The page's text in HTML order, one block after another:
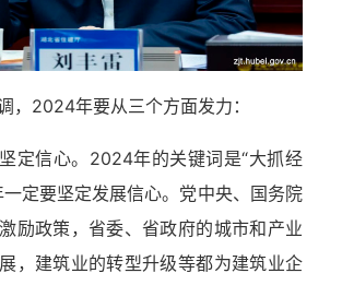
，2024年要从三个方面发力：
定信心。2024年的关键词是“大抓经
一定要坚定发展信心。党中央、国务院
励政策，省委、省政府的城市和产业
，建筑业的转型升级等都为建筑业企